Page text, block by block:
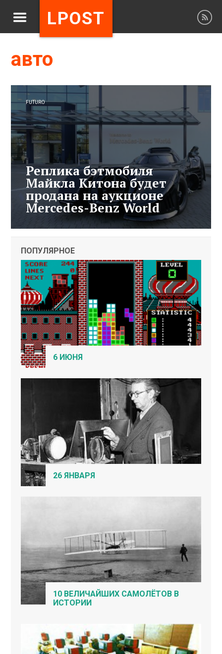
LPOST
авто
FUTURO
Реплика бэтмобиля
Майкла Китона будет
продана на аукционе
Mercedes-Benz World
ПОПУЛЯРНОЕ
6 ИЮНЯ
26 ЯНВАРЯ
10 ВЕЛИЧАЙШИХ САМОЛЁТОВ В
ИСТОРИИ